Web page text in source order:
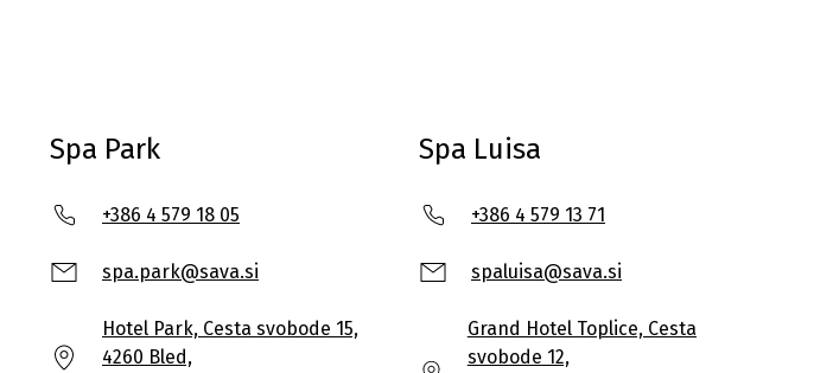
Spa Park
+386 4 579 18 05
spa.park@sava.si
Hotel Park, Cesta svobode 15,
4260 Bled,
Spa Luisa
+386 4 579 13 71
spaluisa@sava.si
Grand Hotel Toplice, Cesta
svobode 12,